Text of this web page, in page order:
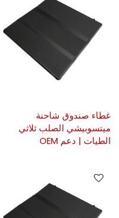
غطاء صندوق شاحنة
ميتسوبيشي الصلب ثلاثي
الطيات | دعم OEM